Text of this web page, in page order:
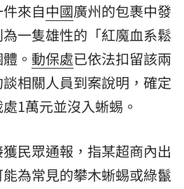
來自中國廣州的包裹中發
為一隻雄性的「紅魔血系鬆
。 動保處已依法扣留該兩
相關人員到案說明，確定
1萬元並沒入蜥蜴。
民眾通報，指某超商內出
為常見的攀木蜥蜴或綠鬣